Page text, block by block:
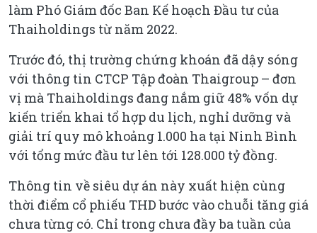
làm Phó Giám đốc Ban Kế hoạch Đầu tư của
Thaiholdings từ năm 2022.
Trước đó, thị trường chứng khoán đã dậy sóng
với thông tin CTCP Tập đoàn Thaigroup – đơn
vị mà Thaiholdings đang nắm giữ 48% vốn dự
kiến triển khai tổ hợp du lịch, nghỉ dưỡng và
giải trí quy mô khoảng 1.000 ha tại Ninh Bình
với tổng mức đầu tư lên tới 128.000 tỷ đồng.
Thông tin về siêu dự án này xuất hiện cùng
thời điểm cổ phiếu THD bước vào chuỗi tăng giá
chưa từng có. Chỉ trong chưa đầy ba tuần của